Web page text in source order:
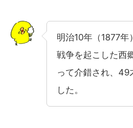
明治10年（1877
戦争を起こした西
って介錯され、49
した。